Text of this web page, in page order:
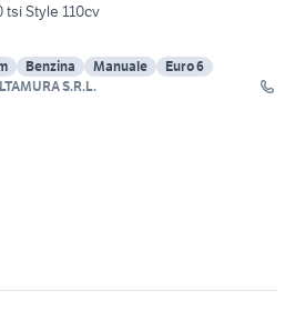
tsi Style 110cv
Benzina Manuale
Euro 6
S.R.L.